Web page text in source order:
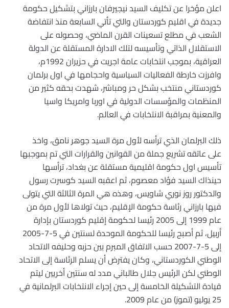
اعلن مؤخرا عن تكليف السيد نيجيرفان بارزاني بتشكيل حكومة
جديدة في اقليم كوردستان والتي تأتي السابعة منذ انتفاضة
الشعب في مطلع تسعينات القرن الماضي، وحصوله على
الاستقلال الذاتي وتأسيسه لتلك الادارة المستقلة عن الدولة
العراقية، بموجب انتخابات عامة اجريت في حزيران 1992م،
وافرزت خارطة الفعاليات السياسية واحجامها في اول برلمان
كوردستاني منتخب بشكل حر ومباشر، شهدت بحقه كثير من
المنظمات والمؤسسات الدولية في اوربا وامريكا واسيا
والمعنية بمراقبة الانتخابات في العالم.
ذلك البرلمان الذي ترأسه لأول مرة السيد جوهر نامق، واخذ
على عاتقه تشريع جملة من القوانين والقرارات التي تم بموجبها
تأسيس اول حكومة اقليمية مستقلة عن بغداد، ترأسها
حينذاك السيد فؤاد معصوم، ثم اعقبه السيد كوسرت رسول
والدكتور روز نوري شاويس، وهذه هي المرة الثالثة التي يتولى
فيها بارزاني رئاسة حكومة الإقليم، حيث تولاها لأول مرة من
عام 1999 إلى 2005 رئيسا لحكومة إقليم كوردستان بإدارة
أربيل، ثم أصبح رئيسا للحكومة الموحدة لسنتين في 5-7-2005
إلى 5-7-2007 حسب الاتفاق المبرم بين حزبه وحليفه الاتحاد
الوطني الكوردستاني، وكان يفترض أن يسلم الرئاسة إلى الاتحاد
الوطني لكن الرئيس جلال طالباني مدد له سنتين أخريين ليتم
قيادة التشكيلة الخامسة إلى حين إجراء الانتخابات البرلمانية في
25 يوليو (تموز) من عام 2009.